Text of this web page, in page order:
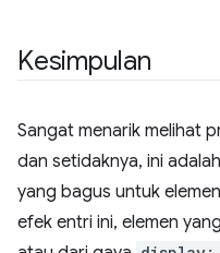
Kesimpulan
Sangat menarik melihat
dan setidaknya, ini
yang bagus untuk
efek entri ini, elemen